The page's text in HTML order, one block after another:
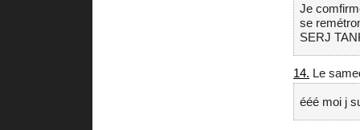
Je
se
SERJ
14. Le
ééé moi j